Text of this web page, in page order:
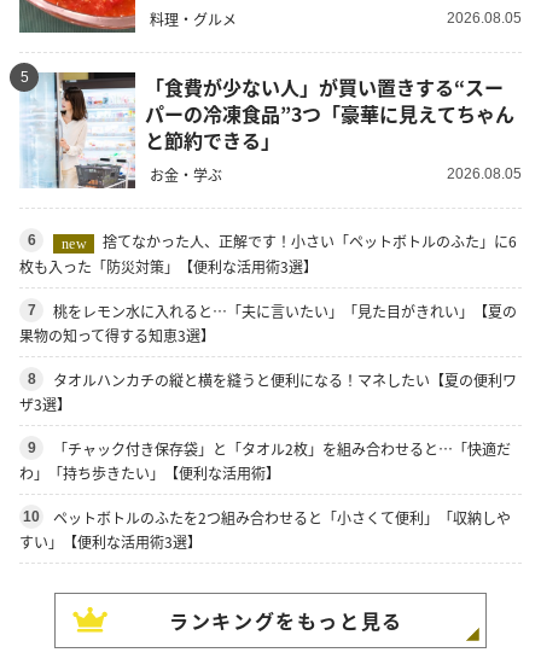
料理・グルメ 2026.08.05
5
「食費が少ない人」が買い置きする“スー
パーの冷凍食品”3つ「豪華に見えてちゃん
と節約できる」
お金・学ぶ 2026.08.05
6 new
捨てなかった人、正解です！小さい「ペットボトルのふた」に6
枚も入った「防災対策」【便利な活用術3選】
7
桃をレモン水に入れると…「夫に言いたい」「見た目がきれい」【夏の
果物の知って得する知恵3選】
8
タオルハンカチの縦と横を縫うと便利になる！マネしたい【夏の便利ワ
ザ3選】
9
「チャック付き保存袋」と「タオル2枚」を組み合わせると…「快適だ
わ」「持ち歩きたい」【便利な活用術】
10
ペットボトルのふたを2つ組み合わせると「小さくて便利」「収納しや
すい」【便利な活用術3選】
ランキングをもっと見る